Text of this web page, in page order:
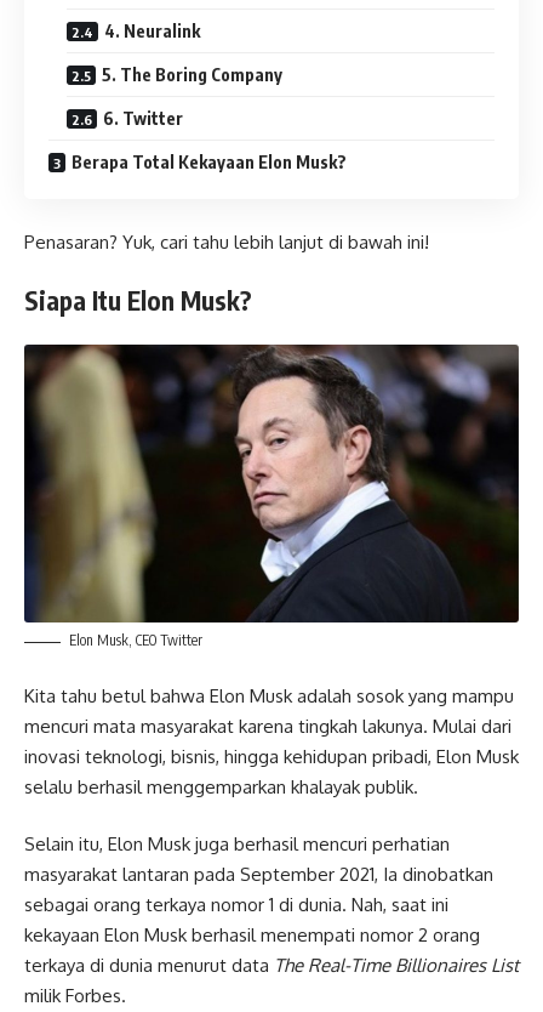
4. Neuralink
5. The Boring Company
6. Twitter
Berapa Total Kekayaan Elon Musk?
Penasaran? Yuk, cari tahu lebih lanjut di bawah ini!
Siapa Itu Elon Musk?
Elon Musk, CEO Twitter
Kita tahu betul bahwa Elon Musk adalah sosok yang mampu
mencuri mata masyarakat karena tingkah lakunya. Mulai dari
inovasi teknologi, bisnis, hingga kehidupan pribadi, Elon Musk
selalu berhasil menggemparkan khalayak publik.
Selain itu, Elon Musk juga berhasil mencuri perhatian
masyarakat lantaran pada September 2021, Ia dinobatkan
sebagai orang terkaya nomor 1 di dunia. Nah, saat ini
kekayaan Elon Musk berhasil menempati nomor 2 orang
terkaya di dunia menurut data The Real-Time Billionaires List
milik Forbes.